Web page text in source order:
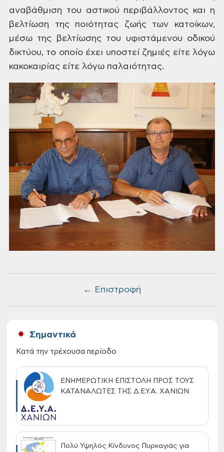
← Επιστροφή
αναβάθμιση του αστικού περιβάλλοντος και η
βελτίωση της ποιότητας ζωής των κατοίκων,
μέσω της βελτίωσης του υφιστάμενου οδικού
δικτύου, το οποίο έχει υποστεί ζημιές είτε λόγω
κακοκαιρίας είτε λόγω παλαιότητας.
Σημαντικά
Κατά την τρέχουσα περίοδο
ΕΝΗΜΕΡΩΤΙΚΗ ΕΠΙΣΤΟΛΗ ΠΡΟΣ ΤΟΥΣ
ΚΑΤΑΝΑΛΩΤΕΣ ΤΗΣ Δ.Ε.Υ.Α. ΧΑΝΙΩΝ
Πολύ Υψηλός Κίνδυνος Πυρκαγιάς για